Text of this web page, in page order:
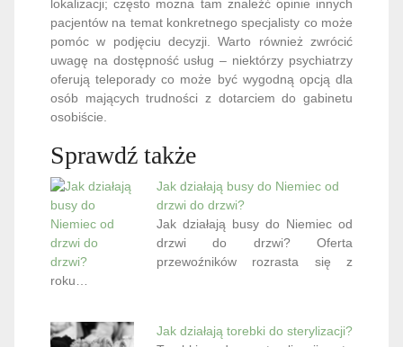
lokalizacji; często można tam znaleźć opinie innych
pacjentów na temat konkretnego specjalisty co może
pomóc w podjęciu decyzji. Warto również zwrócić
uwagę na dostępność usług – niektórzy psychiatrzy
oferują teleporady co może być wygodną opcją dla
osób mających trudności z dotarciem do gabinetu
osobiście.
Sprawdź także
Jak działają busy do Niemiec od
drzwi do drzwi?
Jak działają busy do Niemiec od
drzwi do drzwi? Oferta
przewoźników rozrasta się z
roku…
Jak działają torebki do sterylizacji?